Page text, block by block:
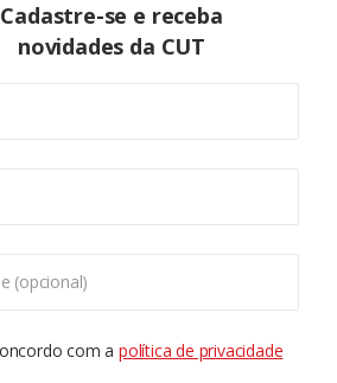
Cadastre-se e receba
novidades da CUT
(opcional)
com apolítica de privacidade
mais